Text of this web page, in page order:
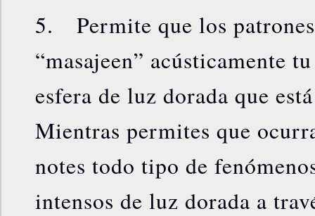
5. Permite que los
“masajeen” acústicamente
esfera de luz dorada que
Mientras permites que
notes todo tipo de
intensos de luz dorada a